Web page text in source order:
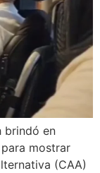
brindó en
mostrar
(CAA)